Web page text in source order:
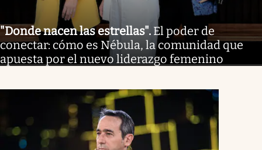
"Donde nacen las estrellas". El poder de
conectar: cómo es Nébula, la comunidad que
apuesta por el nuevo liderazgo femenino